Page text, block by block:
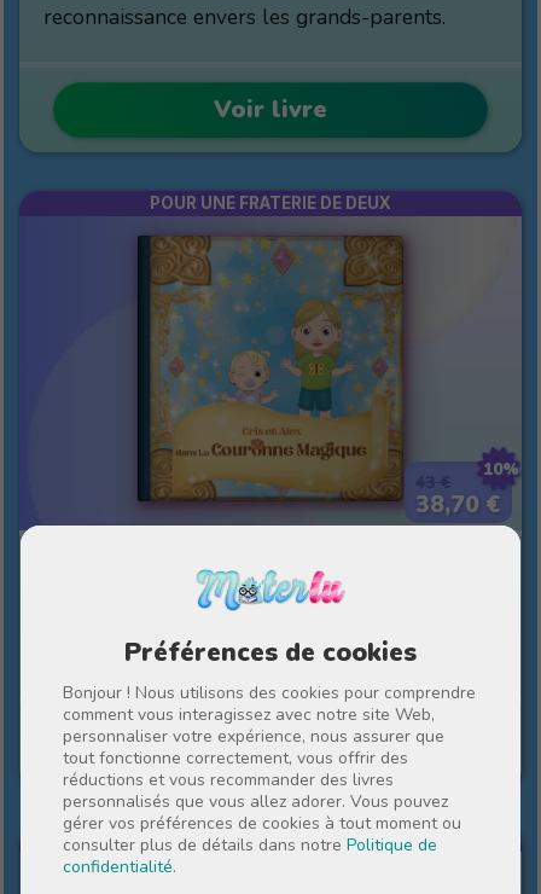
Préférences de cookies
Bonjour ! Nous utilisons des cookies pour comprendre
comment vous interagissez avec notre site Web,
personnaliser votre expérience, nous assurer que
tout fonctionne correctement, vous offrir des
réductions et vous recommander des livres
personnalisés que vous allez adorer. Vous pouvez
gérer vos préférences de cookies à tout moment ou
consulter plus de détails dans notre Politique de
confidentialité.
reconnaissance envers les grands-parents.
Voir livre
10%
38,70 €
POUR UNE FRATERIE DE DEUX
La couronne magique
Deux frères ou sœurs sont les personnages
principaux d'une hitoire pleine de bons voeux.
Voir livre
AVEC MON MEILLEUR AMI